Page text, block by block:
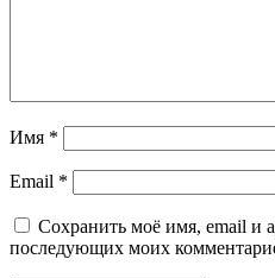
Имя *
Email *
Сохранить моё имя, email и
последующих моих